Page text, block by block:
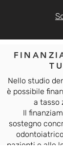
Nello studio
è possibile
a tasso
Il
sostegno
pazienti e alle